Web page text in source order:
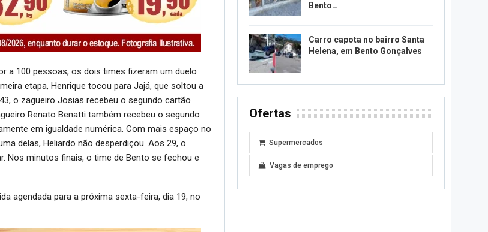
a 100 pessoas, os dois times fizeram um duelo
etapa, Henrique tocou para Jajá, que soltou a
o zagueiro Josias recebeu o segundo cartão
Renato Benatti também recebeu o segundo
em igualdade numérica. Com mais espaço no
delas, Heliardo não desperdiçou. Aos 29, o
Nos minutos finais, o time de Bento se fechou e
agendada para a próxima sexta-feira, dia 19, no
Bento…
Carro capota no bairro Santa
Helena, em Bento Gonçalves
Ofertas
Supermercados
Vagas de emprego